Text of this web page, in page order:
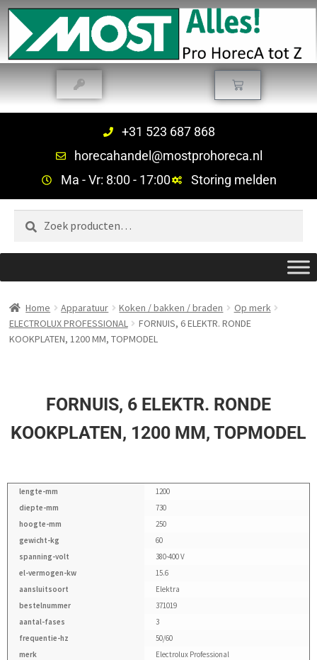
+31 523 687 868
horecahandel@mostprohoreca.nl
Ma - Vr: 8:00 - 17:00
Storing melden
Zoeken
Home Apparatuur Koken / bakken / braden
Op merk
ELECTROLUX PROFESSIONAL
FORNUIS, 6 ELEKTR. RONDE
KOOKPLATEN, 1200 MM, TOPMODEL
FORNUIS, 6 ELEKTR. RONDE
KOOKPLATEN, 1200 MM, TOPMODEL
lengte-mm
1200
diepte-mm
730
hoogte-mm
250
gewicht-kg
60
spanning-volt
380-400 V
el-vermogen-kw
15.6
aansluitsoort
Elektra
bestelnummer
371019
aantal-fases
3
frequentie-hz
50/60
merk
Electrolux Professional